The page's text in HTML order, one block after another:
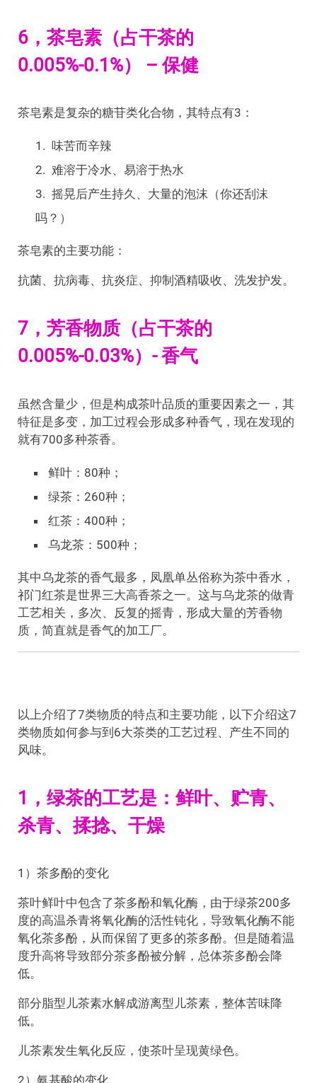
6，茶皂素（占干茶的
0.005%-0.1%） – 保健
茶皂素是复杂的糖苷类化合物，其特点有3：
味苦而辛辣
难溶于冷水、易溶于热水
摇晃后产生持久、大量的泡沫（你还刮沫
吗？）
茶皂素的主要功能：
抗菌、抗病毒、抗炎症、抑制酒精吸收、洗发护发。
7，芳香物质（占干茶的
0.005%-0.03%）- 香气
虽然含量少，但是构成茶叶品质的重要因素之一，其
特征是多变，加工过程会形成多种香气，现在发现的
就有700多种茶香。
鲜叶：80种；
绿茶：260种；
红茶：400种；
乌龙茶：500种；
其中乌龙茶的香气最多，凤凰单丛俗称为茶中香水，
祁门红茶是世界三大高香茶之一。这与乌龙茶的做青
工艺相关，多次、反复的摇青，形成大量的芳香物
质，简直就是香气的加工厂。
以上介绍了7类物质的特点和主要功能，以下介绍这7
类物质如何参与到6大茶类的工艺过程、产生不同的
风味。
1，绿茶的工艺是：鲜叶、贮青、
杀青、揉捻、干燥
1）茶多酚的变化
茶叶鲜叶中包含了茶多酚和氧化酶，由于绿茶200多
度的高温杀青将氧化酶的活性钝化，导致氧化酶不能
氧化茶多酚，从而保留了更多的茶多酚。但是随着温
度升高将导致部分茶多酚被分解，总体茶多酚会降
低。
部分脂型儿茶素水解成游离型儿茶素，整体苦味降
低。
儿茶素发生氧化反应，使茶叶呈现黄绿色。